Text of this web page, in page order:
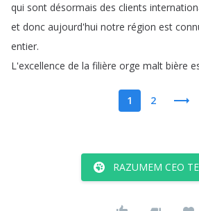
qui sont désormais des clients
et donc aujourd'hui notre région est
entier.
L'excellence de la filière orge malt bière
1 2
RAZUMEM CEO